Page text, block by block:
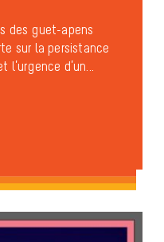
des guet-apens
sur la persistance
d’un...